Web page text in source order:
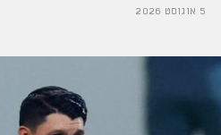
5 אוגוסט 2026